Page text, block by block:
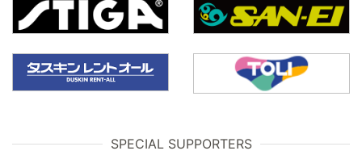
SPECIAL SUPPORTERS